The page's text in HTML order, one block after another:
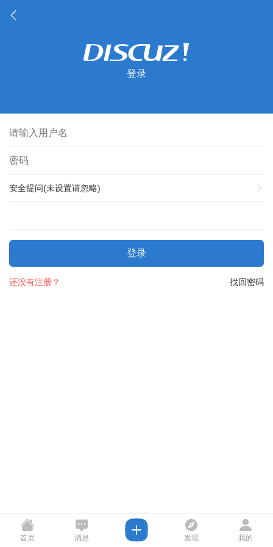
登录
安全提问(未设置请忽略)
登录
找回密码
还没有注册？
首页 消息 发现 我的